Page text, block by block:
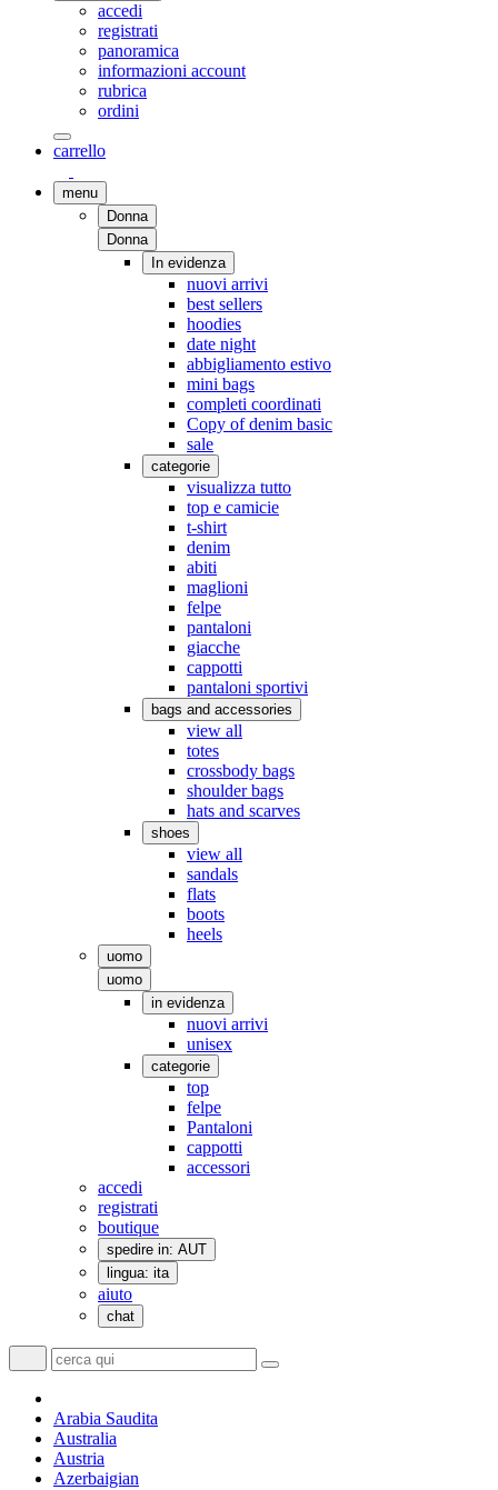
accedi
registrati
panoramica
informazioni account
rubrica
ordini
carrello
menu
Donna
Donna
In evidenza
nuovi arrivi
best sellers
hoodies
date night
abbigliamento estivo
mini bags
completi coordinati
Copy of denim basic
sale
categorie
visualizza tutto
top e camicie
t-shirt
denim
abiti
maglioni
felpe
pantaloni
giacche
cappotti
pantaloni sportivi
bags and accessories
view all
totes
crossbody bags
shoulder bags
hats and scarves
shoes
view all
sandals
flats
boots
heels
uomo
uomo
in evidenza
nuovi arrivi
unisex
categorie
top
felpe
Pantaloni
cappotti
accessori
accedi
registrati
boutique
spedire in: AUT
lingua: ita
aiuto
chat
Arabia Saudita
Australia
Austria
Azerbaigian